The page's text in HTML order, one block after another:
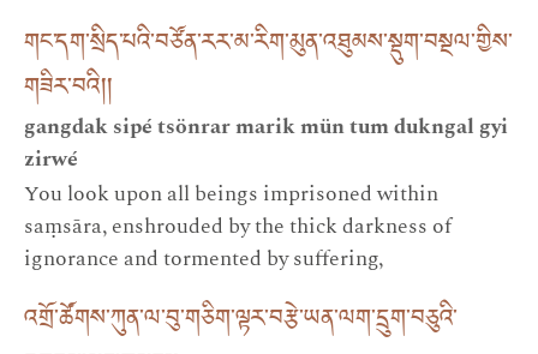
གང་དག་སྲིད་པའི་བཙོན་རར་མ་རིག་མུན་འཐུམས་སྡུག་བསྔལ་གྱིས་
གཟིར་བའི། །
gangdak sipé tsönrar marik mün tum dukngal gyi
zirwé
You look upon all beings imprisoned within
saṃsāra, enshrouded by the thick darkness of
ignorance and tormented by suffering,
འགྲོ་ཚོགས་ཀུན་ལ་བུ་གཅིག་ལྟར་བརྩེ་ཡན་ལག་དྲུག་བཅུའི་